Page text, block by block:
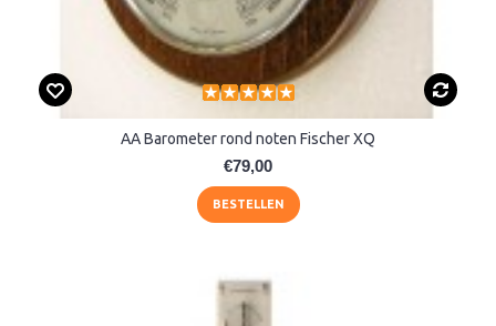
AA Barometer rond noten Fischer XQ
€79,00
BESTELLEN